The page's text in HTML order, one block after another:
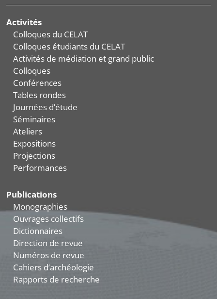
Activités
Colloques du CELAT
Colloques étudiants du CELAT
Activités de médiation et grand public
Colloques
Conférences
Tables rondes
Journées d’étude
Séminaires
Ateliers
Expositions
Projections
Performances
Publications
Monographies
Ouvrages collectifs
Dictionnaires
Direction de revue
Numéros de revue
Cahiers d’archéologie
Rapports de recherche